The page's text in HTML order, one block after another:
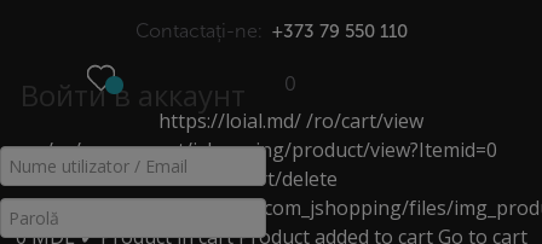
Contactați-ne: +373 79 550 110
Войти в аккаунт 0
https://loial.md/ /ro/cart/view
/ro/component/jshopping/product/view?Itemid=0
/ro/cart/delete
https://loial.md/components/com_jshopping/files/
0MDL✔ Product in cartProduct added to cart Go to cart
DEODORANT ROLL-ON